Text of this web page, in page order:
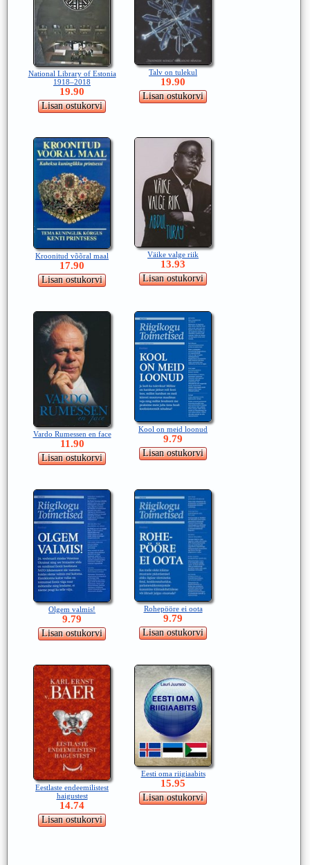
National Library of Estonia
1918–2018
19.90
Talv on tulekul
19.90
Kroonitud võõral maal
17.90
Väike valge riik
13.93
Vardo Rumessen en face
11.90
Kool on meid loonud
9.79
Olgem valmis!
9.79
Rohepööre ei oota
9.79
Eestlaste endeemilistest
haigustest
14.74
Eesti oma riigiaabits
15.95